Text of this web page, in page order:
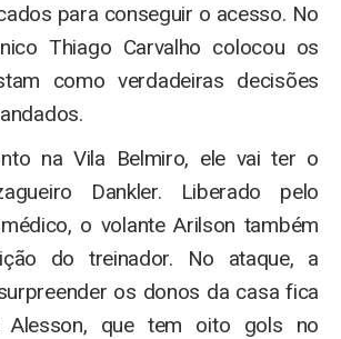
para conseguir o acesso. No
Thiago Carvalho colocou os
como verdadeiras decisões
na Vila Belmiro, ele vai ter o
Dankler. Liberado pelo
o volante Arilson também
do treinador. No ataque, a
os donos da casa fica
que tem oito gols no